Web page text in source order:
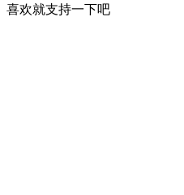
喜欢就支持一下吧